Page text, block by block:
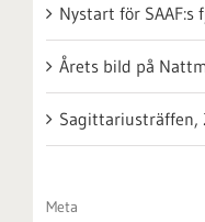
Nystart för SAAF:s
Årets bild på
Sagittariusträffen,
Meta